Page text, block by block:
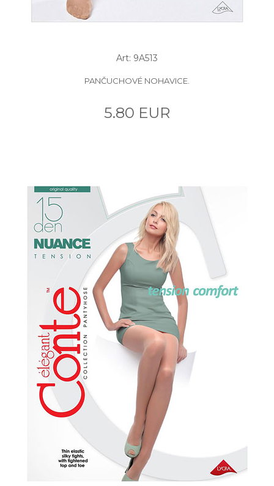
Art: 9A513
PANČUCHOVÉ NOHAVICE.
5.80 EUR